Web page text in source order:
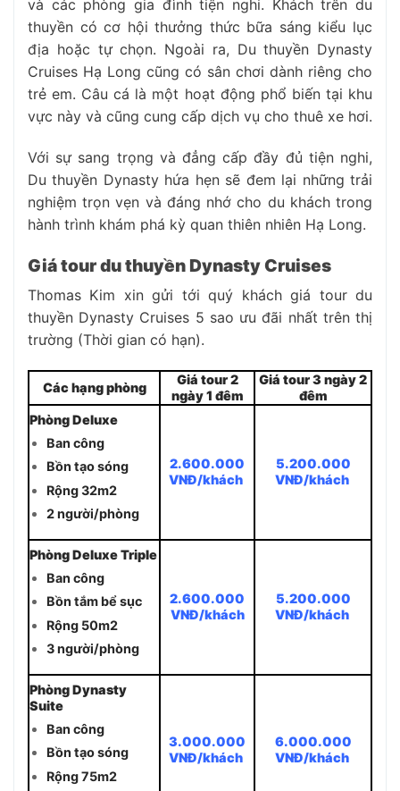
và các phòng gia đình tiện nghi. Khách trên du
thuyền có cơ hội thưởng thức bữa sáng kiểu lục
địa hoặc tự chọn. Ngoài ra, Du thuyền Dynasty
Cruises Hạ Long cũng có sân chơi dành riêng cho
trẻ em. Câu cá là một hoạt động phổ biến tại khu
vực này và cũng cung cấp dịch vụ cho thuê xe hơi.
Với sự sang trọng và đẳng cấp đầy đủ tiện nghi,
Du thuyền Dynasty hứa hẹn sẽ đem lại những trải
nghiệm trọn vẹn và đáng nhớ cho du khách trong
hành trình khám phá kỳ quan thiên nhiên Hạ Long.
Giá tour du thuyền Dynasty Cruises
Thomas Kim xin gửi tới quý khách giá tour du
thuyền Dynasty Cruises 5 sao ưu đãi nhất trên thị
trường (Thời gian có hạn).
Các hạng phòng
Giá tour 2
ngày 1 đêm
Giá tour 3 ngày 2
đêm
Phòng Deluxe
Ban công
Bồn tạo sóng
Rộng 32m2
2 người/phòng
2.600.000
VNĐ/khách
5.200.000
VNĐ/khách
Phòng Deluxe Triple
Ban công
Bồn tắm bể sục
Rộng 50m2
3 người/phòng
2.600.000
VNĐ/khách
5.200.000
VNĐ/khách
Phòng Dynasty
Suite
Ban công
Bồn tạo sóng
Rộng 75m2
3.000.000
VNĐ/khách
6.000.000
VNĐ/khách